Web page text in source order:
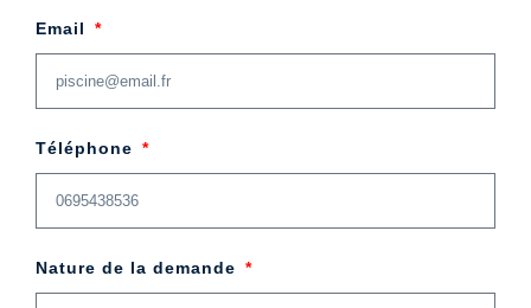
Email
Téléphone
Nature de la demande